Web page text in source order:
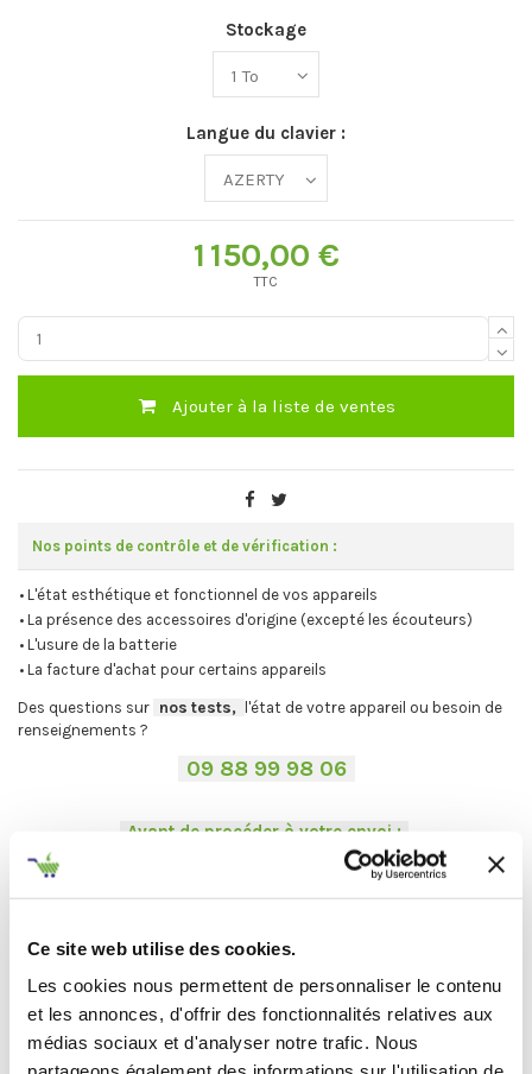
Ce site web utilise des cookies.
Les cookies nous permettent de personnaliser le contenu
et les annonces, d'offrir des fonctionnalités relatives aux
médias sociaux et d'analyser notre trafic. Nous
Stockage
Langue du clavier :
1 150,00 €
TTC
Ajouter à la liste de ventes
Nos points de contrôle et de vérification :
• L'état esthétique et fonctionnel de vos appareils
• La présence des accessoires d'origine (excepté les écouteurs)
• L'usure de la batterie
• La facture d'achat pour certains appareils
Des questions sur nos tests,
l'état de votre appareil ou besoin de
renseignements ?
09 88 99 98 06-
-Avant de procéder à votre envoi :-.
⚠Désactivez votre compte iCloud ou Google et les mots de passe.
deux étapes :
C'est par ici.